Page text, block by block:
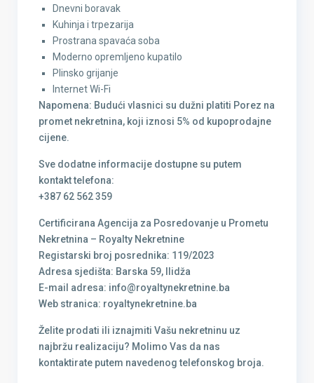
Dnevni boravak
Kuhinja i trpezarija
Prostrana spavaća soba
Moderno opremljeno kupatilo
Plinsko grijanje
Internet Wi-Fi
Napomena: Budući vlasnici su dužni platiti Porez na
promet nekretnina, koji iznosi 5% od kupoprodajne
cijene.
Sve dodatne informacije dostupne su putem
kontakt telefona:
+387 62 562 359
Certificirana Agencija za Posredovanje u Prometu
Nekretnina – Royalty Nekretnine
Registarski broj posrednika: 119/2023
Adresa sjedišta: Barska 59, Ilidža
E-mail adresa: info@royaltynekretnine.ba
Web stranica: royaltynekretnine.ba
Želite prodati ili iznajmiti Vašu nekretninu uz
najbržu realizaciju? Molimo Vas da nas
kontaktirate putem navedenog telefonskog broja.